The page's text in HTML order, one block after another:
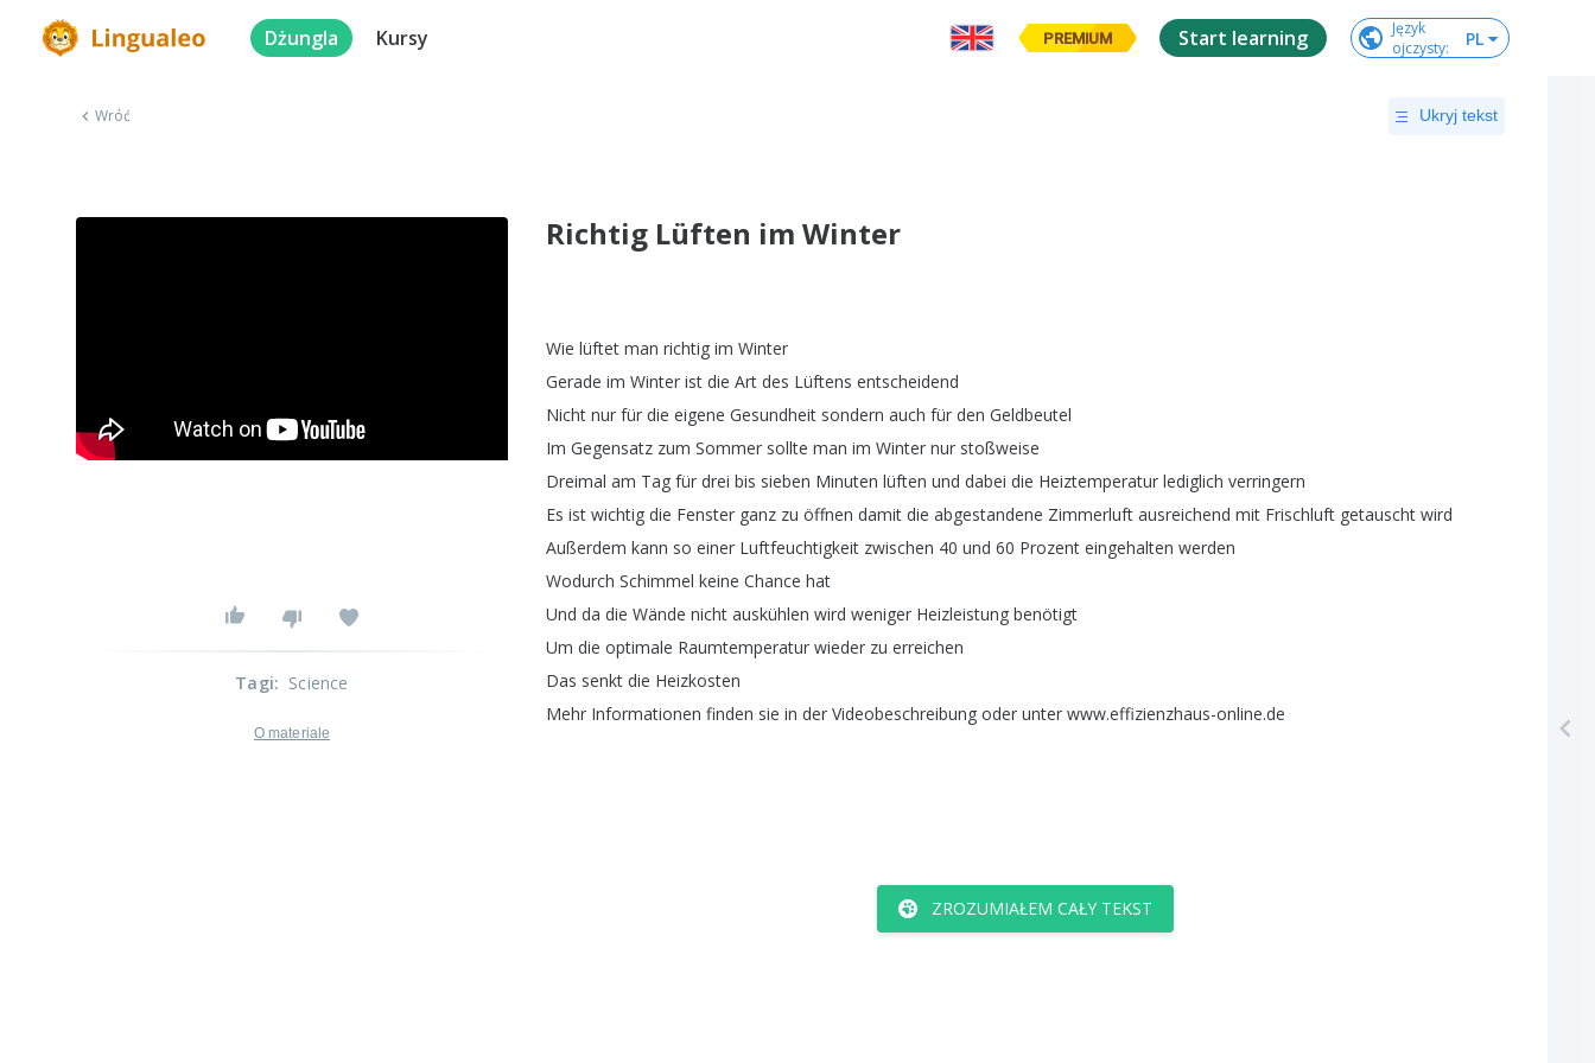
Dżungla Kursy PREMIUM Start learning
Język
ojczysty: PL
Wróć Ukryj tekst
Richtig Lüften im Winter
Wie lüftet man richtig im Winter
Gerade im Winter ist die Art des Lüftens entscheidend
Nicht nur für die eigene Gesundheit sondern auch für den Geldbeutel
Im Gegensatz zum Sommer sollte man im Winter nur stoßweise
Dreimal am Tag für drei bis sieben Minuten lüften und dabei die Heiztemperatur lediglich verringern
Es ist wichtig die Fenster ganz zu öffnen damit die abgestandene Zimmerluft ausreichend mit Frischluft getauscht wird
Außerdem kann so einer Luftfeuchtigkeit zwischen 40 und 60 Prozent eingehalten werden
Wodurch Schimmel keine Chance hat
Und da die Wände nicht auskühlen wird weniger Heizleistung benötigt
Um die optimale Raumtemperatur wieder zu erreichen
Das senkt die Heizkosten
Mehr Informationen finden sie in der Videobeschreibung oder unter www.effizienzhaus-online.de
ZROZUMIAŁEM CAŁY TEKST
Tagi: Science
O materiale